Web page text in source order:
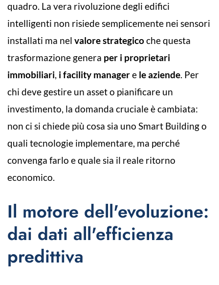
quadro. La vera rivoluzione degli edifici
intelligenti non risiede semplicemente nei sensori
installati ma nel valore strategicoche questa
trasformazione genera per i proprietari
immobiliari, i facility managere le aziende. Per
chi deve gestire un asset o pianificare un
investimento, la domanda cruciale è cambiata:
non ci si chiede più cosa sia uno Smart Building o
quali tecnologie implementare, ma perché
convenga farlo e quale sia il reale ritorno
economico.
Il motore dell'evoluzione:
dai dati all'efficienza
predittiva